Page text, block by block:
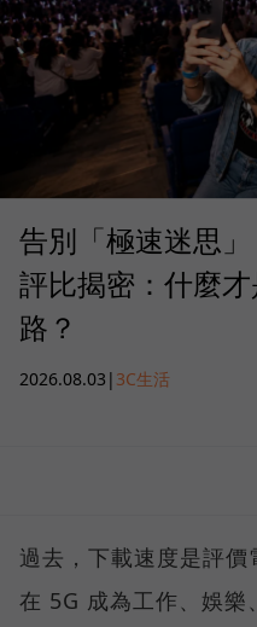
告別「極速迷思
評比揭密：什麼
路？
2026.08.03 | 3C生活
過去，下載速度是評
在 5G 成為工作、娛樂